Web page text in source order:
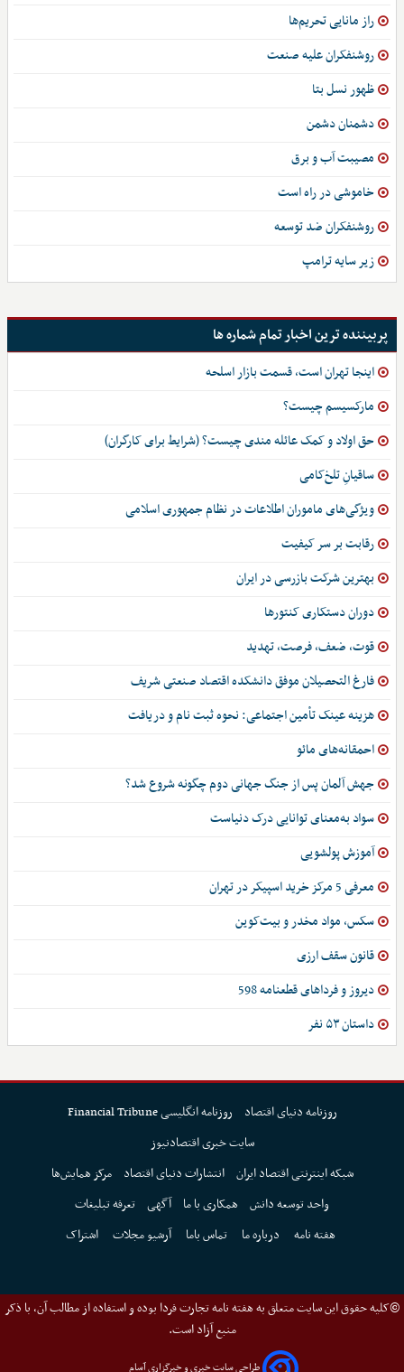
راز مانایی تحریم‌ها
روشنفکران علیه صنعت
ظهور نسل بتا
دشمنان دشمن
مصیبت آب و برق
خاموشی در راه است
روشنفکران ضد توسعه
زیر سایه ترامپ
پربیننده ترین اخبار تمام شماره ها
اینجا تهران است، قسمت بازار اسلحه
مارکسیسم چیست؟
حق اولاد و کمک عائله مندی چیست؟ (شرایط برای کارگران)
ساقیانِ تلخ‌کامی
ویژگی‌های ماموران اطلاعات در نظام جمهوری اسلامی
رقابت بر سر کیفیت
بهترین شرکت بازرسی در ایران
دوران دستکاری کنتورها
قوت، ضعف، فرصت، تهدید
فارغ التحصیلان موفق دانشکده اقتصاد صنعتی شریف
هزینه عینک تأمین اجتماعی: نحوه ثبت نام و دریافت
احمقانه‌های مائو
جهش آلمان پس از جنگ جهانی دوم چگونه شروع شد؟
سواد به‌معنای توانایی درک دنیاست
آموزش پولشویی
معرفی 5 مرکز خرید اسپیکر در تهران
سکس، مواد مخدر و بیت‌کوین
قانون سقف ارزی
دیروز و فرداهای قطعنامه 598
داستان ۵۳ نفر
روزنامه دنیای اقتصاد
روزنامه انگلیسی Financial Tribune
سایت خبری اقتصادنیوز
شبکه اینترنتی اقتصاد ایران انتشارات دنیای اقتصاد
مرکز همایش‌ها
واحد توسعه دانش همکاری با ما آگهی تعرفه تبلیغات
هفته نامه
درباره ما تماس باما آرشیو مجلات اشتراک
©کلیه حقوق این سایت متعلق به هفته نامه تجارت فردا بوده و استفاده از مطالب آن، با ذکر
منبع آزاد است.
طراحی سایت خبری و خبرگزاری آسام